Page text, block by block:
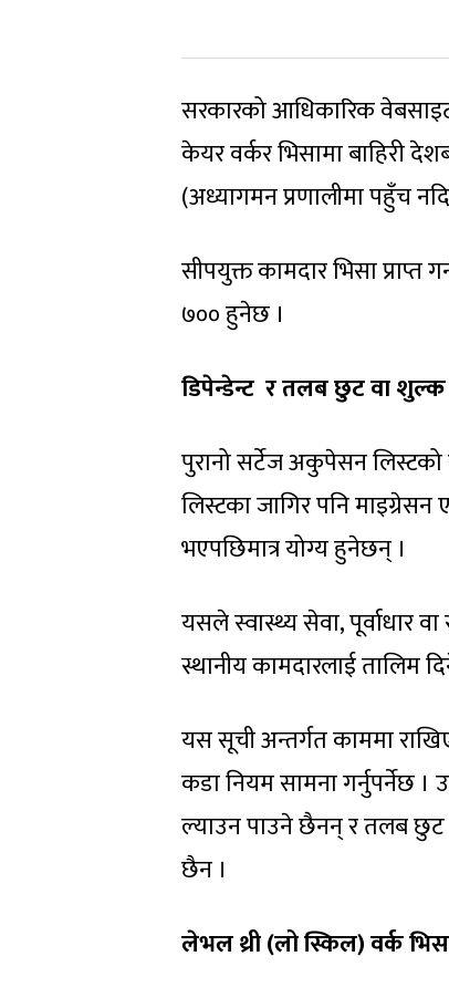
सरकारको आधिकारिक
केयर वर्कर भिसामा बाहिरी
(अध्यागमन प्रणालीमा पहुँच
सीपयुक्त कामदार भिसा
७०० हुनेछ ।
डिपेन्डेन्ट र तलब छुट वा
पुरानो सर्टेज अकुपेसन
लिस्टका जागिर पनि
भएपछिमात्र योग्य हुनेछन् ।
यसले स्वास्थ्य सेवा, पूर्वाधार वा
स्थानीय कामदारलाई तालिम
यस सूची अन्तर्गत काममा
कडा नियम सामना गर्नुपर्नेछ
ल्याउन पाउने छैनन् र तलब
छैन ।
लेभल थ्री (लो स्किल) वर्क